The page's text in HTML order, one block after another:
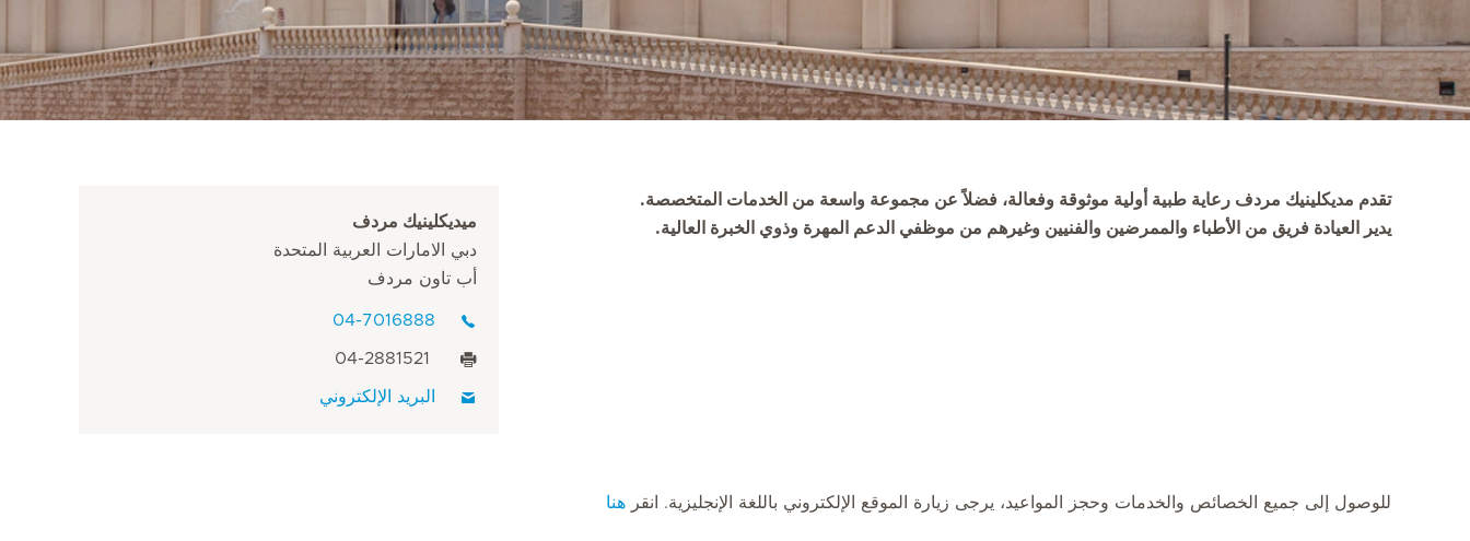
تقدم مديكلينيك مردف رعاية طبية أولية موثوقة وفعالة، فضلاً عن مجموعة واسعة من الخدمات المتخصصة.
يدير العيادة فريق من الأطباء والممرضين والفنيين وغيرهم من موظفي الدعم المهرة وذوي الخبرة العالية.
ميديكلينيك مردف
دبي الامارات العربية المتحدة
أب تاون مردف
04-7016888
البريد الإلكتروني
للوصول إلى جميع الخصائص والخدمات وحجز المواعيد، يرجى زيارة الموقع الإلكتروني باللغة الإنجليزية. انقر هنا